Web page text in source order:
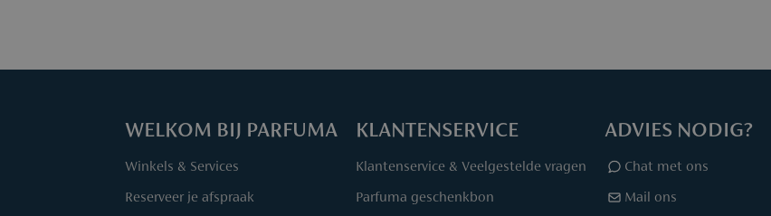
WELKOM BIJ PARFUMA
Winkels & Services
Reserveer je afspraak
KLANTENSERVICE
Klantenservice & Veelgestelde vragen
Parfuma geschenkbon
ADVIES NODIG?
Chat met ons
Mail ons